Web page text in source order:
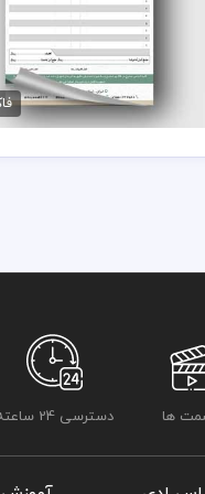
-
-
-
اگر
طرح فاکتور طلا فروشی psd
89,000 تومان
ها دسترسی 24 ساعته